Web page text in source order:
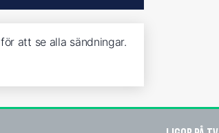
för att se alla sändningar.